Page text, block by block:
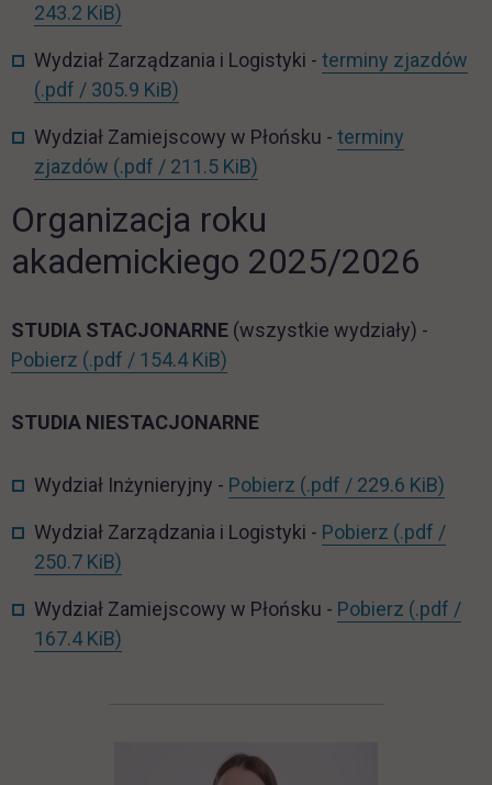
243.2 KiB)
Wydział Zarządzania i Logistyki - terminy zjazdów
(.pdf / 305.9 KiB)
Wydział Zamiejscowy w Płońsku - terminy
zjazdów (.pdf / 211.5 KiB)
Organizacja roku
akademickiego 2025/2026
STUDIA STACJONARNE (wszystkie wydziały) -
Pobierz ST_org_roku_2025_2026.pdf
(.pdf / 154.4 KiB)
STUDIA NIESTACJONARNE
Wydział Inżynieryjny - Pobierz (.pdf / 229.6 KiB)
Wydział Zarządzania i Logistyki - Pobierz (.pdf /
250.7 KiB)
Wydział Zamiejscowy w Płońsku - Pobierz (.pdf /
167.4 KiB)